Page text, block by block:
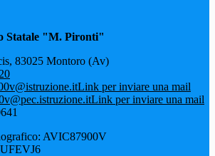
Statale "M. Pironti"
83025 Montoro (Av)
Link per inviare una mail
Link per inviare una mail
AVIC87900V